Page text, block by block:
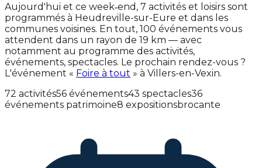
Aujourd'hui et ce week‑end, 7 activités et loisirs sont
programmés à Heudreville-sur-Eure et dans les
communes voisines. En tout, 100 événements vous
attendent dans un rayon de 19 km — avec
notamment au programme des activités,
événements, spectacles. Le prochain rendez-vous ?
L'événement « Foire à tout » à Villers-en-Vexin.
72 activités56 événements43 spectacles36
événements patrimoine8 expositionsbrocante